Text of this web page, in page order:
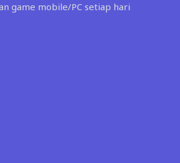
game mobile/PC setiap hari